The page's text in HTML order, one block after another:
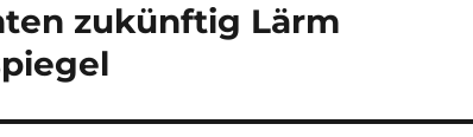
zukünftig Lärm